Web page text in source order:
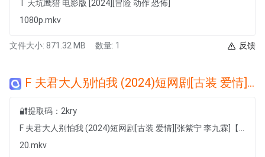
T 天坑鹰猎 电影版 [2024][冒险 动作 恐怖]
1080p.mkv
文件大小: 871.32 MB 数量: 1 反馈
F 夫君大人别怕我 (2024)短网剧[古装 爱情][张紫宁 李九霖]【全36集】
🔐提取码：2kry
20.mkv